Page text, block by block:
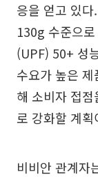
응을 얻고 있
130g 수준으
(UPF) 50+ 성
수요가 높은
해 소비자 접
로 강화할 계획
비비안 관계자